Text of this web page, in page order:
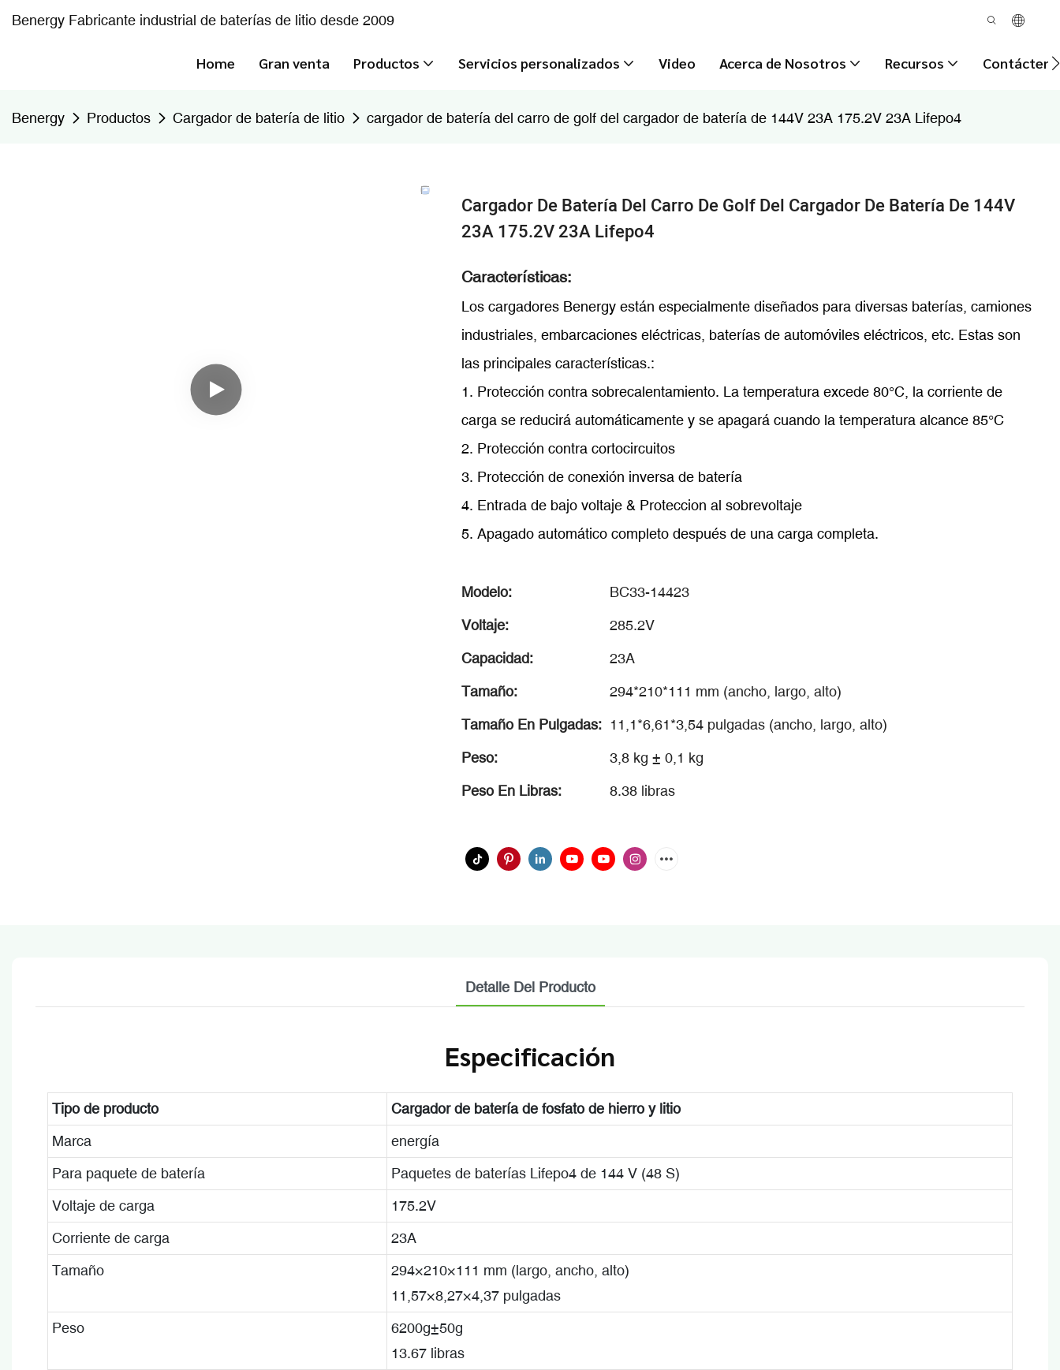
Benergy Fabricante industrial de baterías de litio desde 2009
Home Gran venta Productos Servicios personalizados Video Acerca de Nosotros Recursos
Benergy Productos Cargador de batería de litio cargador de batería del carro de golf del cargador de batería de 144V 23A 175.2V 23A Lifepo4
Cargador De Batería Del Carro De Golf Del Cargador De Batería De 144V
23A 175.2V 23A Lifepo4
Características:
Los cargadores Benergy están especialmente diseñados para diversas baterías, camiones
industriales, embarcaciones eléctricas, baterías de automóviles eléctricos, etc. Estas son
las principales características.:
1. Protección contra sobrecalentamiento. La temperatura excede 80°C, la corriente de
carga se reducirá automáticamente y se apagará cuando la temperatura alcance 85°C
2. Protección contra cortocircuitos
3. Protección de conexión inversa de batería
4. Entrada de bajo voltaje & Proteccion al sobrevoltaje
5. Apagado automático completo después de una carga completa.
Modelo:
BC33-14423
Voltaje:
285.2V
Capacidad:
23A
Tamaño:
294*210*111 mm (ancho, largo, alto)
Tamaño En Pulgadas: 11,1*6,61*3,54 pulgadas (ancho, largo, alto)
Peso:
3,8 kg ± 0,1 kg
Peso En Libras:
8.38 libras
Detalle Del Producto
Especificación
Tipo de producto
Cargador de batería de fosfato de hierro y litio
Marca
energía
Para paquete de batería
Paquetes de baterías Lifepo4 de 144 V (48 S)
Voltaje de carga
175.2V
Corriente de carga
23A
Tamaño
294×210×111 mm (largo, ancho, alto)
11,57×8,27×4,37 pulgadas
Peso
6200g±50g
13.67 libras